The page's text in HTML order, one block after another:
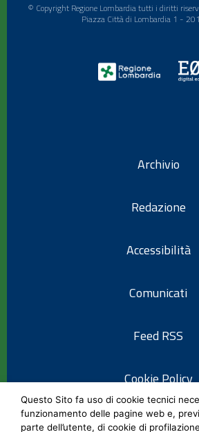
© Copyright Regione Lombardia tutti i diritti
Piazza Città di Lombardia 1 -
Archivio
Redazione
Accessibilità
Comunicati
Feed RSS
Cookie Policy
Informativa
Questo Sito fa uso di cookie tecnici
funzionamento delle pagine web e,
parte dell’utente, di cookie di